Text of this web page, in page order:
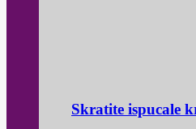
Skratite ispucale